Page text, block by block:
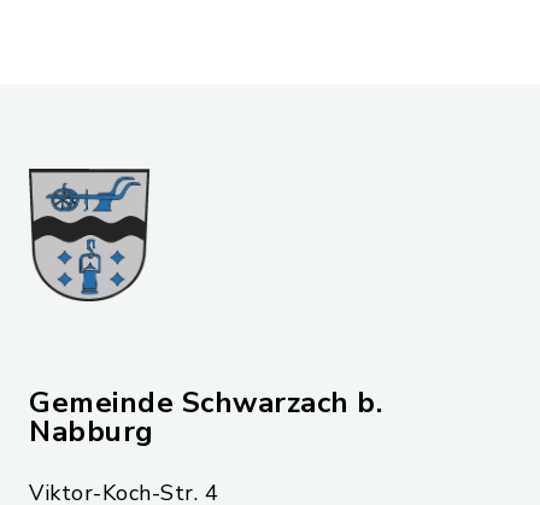
Gemeinde Schwarzach b.
Nabburg
Viktor-Koch-Str. 4